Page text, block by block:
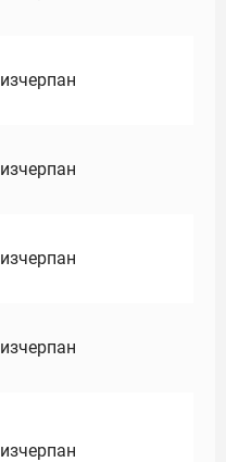
изчерпан
изчерпан
изчерпан
изчерпан
изчерпан